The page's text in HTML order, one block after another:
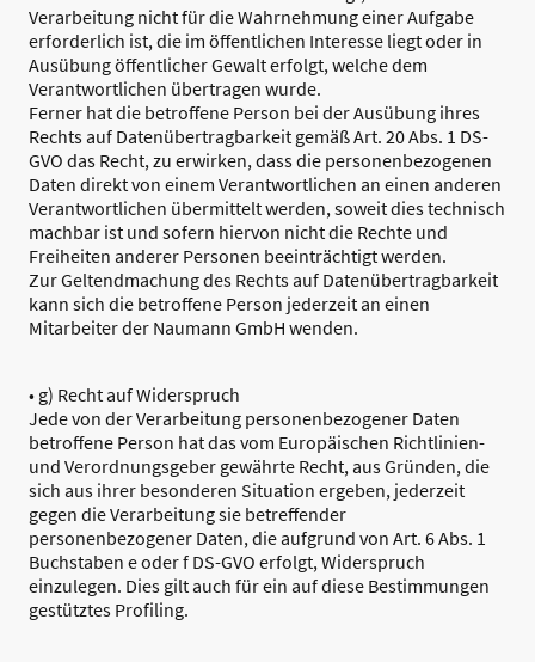
Verarbeitung nicht für die Wahrnehmung einer Aufgabe
erforderlich ist, die im öffentlichen Interesse liegt oder in
Ausübung öffentlicher Gewalt erfolgt, welche dem
Verantwortlichen übertragen wurde.
Ferner hat die betroffene Person bei der Ausübung ihres
Rechts auf Datenübertragbarkeit gemäß Art. 20 Abs. 1 DS-
GVO das Recht, zu erwirken, dass die personenbezogenen
Daten direkt von einem Verantwortlichen an einen anderen
Verantwortlichen übermittelt werden, soweit dies technisch
machbar ist und sofern hiervon nicht die Rechte und
Freiheiten anderer Personen beeinträchtigt werden.
Zur Geltendmachung des Rechts auf Datenübertragbarkeit
kann sich die betroffene Person jederzeit an einen
Mitarbeiter der Naumann GmbH wenden.
• g) Recht auf Widerspruch
Jede von der Verarbeitung personenbezogener Daten
betroffene Person hat das vom Europäischen Richtlinien-
und Verordnungsgeber gewährte Recht, aus Gründen, die
sich aus ihrer besonderen Situation ergeben, jederzeit
gegen die Verarbeitung sie betreffender
personenbezogener Daten, die aufgrund von Art. 6 Abs. 1
Buchstaben e oder f DS-GVO erfolgt, Widerspruch
einzulegen. Dies gilt auch für ein auf diese Bestimmungen
gestütztes Profiling.